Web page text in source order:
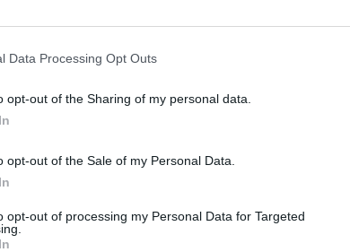
Data Processing Opt Outs
opt-out of the Sharing of my personal data.
opt-out of the Sale of my Personal Data.
opt-out of processing my Personal Data for Targeted
értelemben, hogy ez volt az első alkalom, hogy
mexikói IMMAF-győzelemből is ez
akkor a váltósúlyú Tárnok Ákoson volt a sor, ő a
Tárnok az első menetben veszített, 2:23-nál,
(Hungary🇭🇺) via RNC, 2.23 R1, at 170lbs